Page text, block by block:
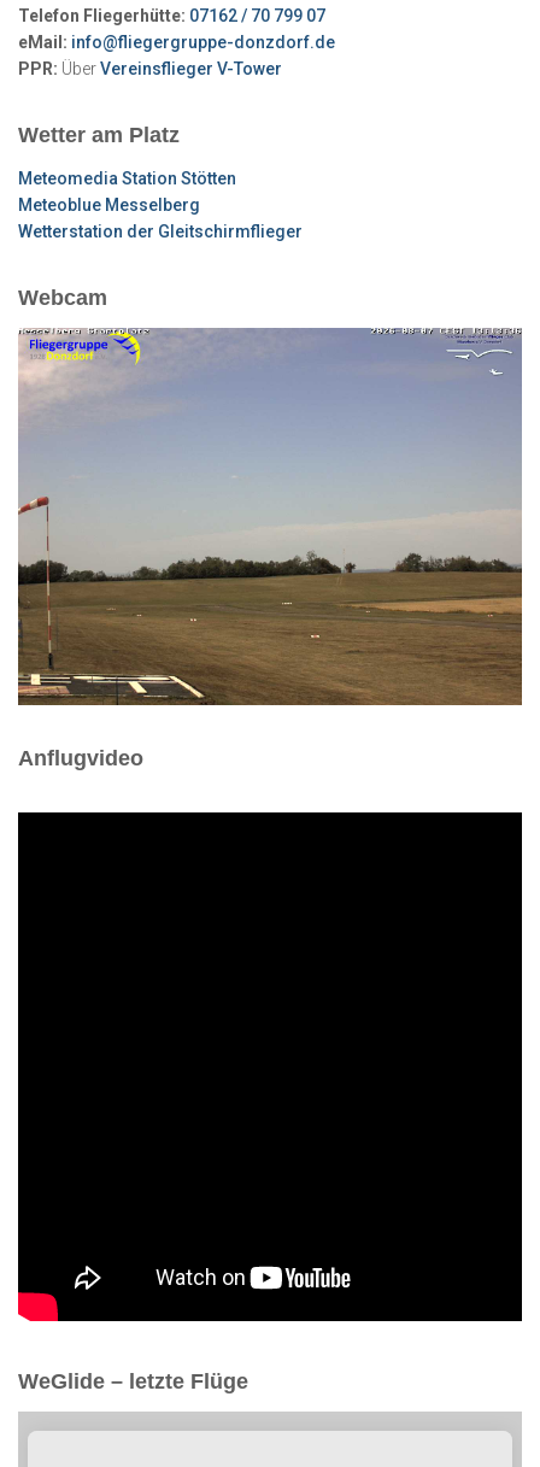
Telefon Fliegerhütte: 07162 / 70 799 07
eMail: info@fliegergruppe-donzdorf.de
PPR: ÜberVereinsflieger V-Tower
Wetter am Platz
Meteomedia Station Stötten
Meteoblue Messelberg
Wetterstation der Gleitschirmflieger
Webcam
Anflugvideo
WeGlide – letzte Flüge